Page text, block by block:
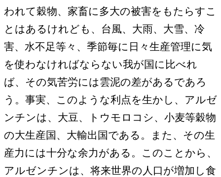
われて穀物、家畜に多大の被害をもたらすこ
とはあるけれども、台風、大雨、大雪、冷
害、水不足等々、季節毎に日々生産管理に気
を使わなければならない我が国に比べれ
ば、その気苦労には雲泥の差があるであろ
う。事実、このような利点を生かし、アルゼ
ンチンは、大豆、トウモロコシ、小麦等穀物
の大生産国、大輸出国である。また、その生
産力には十分な余力がある。このことから、
アルゼンチンは、将来世界の人口が増加し食